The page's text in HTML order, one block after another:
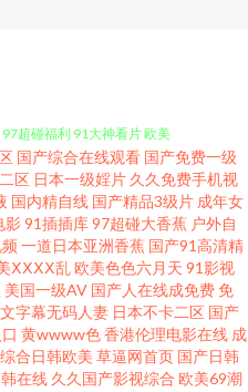
影院 色色六月天 91综合在
超碰福利 91大神看片 欧美
婷婷网 波多野吉依久久 丰
色五月天亚洲综合 视频国产
国产综合在线观看 国产免费一级
区 日本一级婬片 久久免费手机视
国内精自线 国产精品3级片 成年女
影91插插库97超碰大香蕉 户外自
一道日本亚洲香蕉 国产91高清精
ⅩⅩⅩⅩ乱欧美色色六月天 91影视
美国一级AV 国产人在线成免费免
字幕无码人妻 日本不卡二区 国产
黄wwww色香港伦理电影在线 成
综合日韩欧美 草逼网首页 国产日韩
在线 久久国产影视综合 欧美69潮